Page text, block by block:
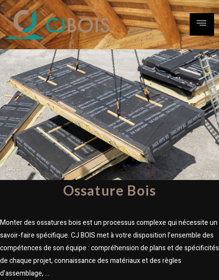
Ossature Bois
Monter des ossatures bois est un processus complexe qui nécessite un
savoir-faire spécifique. CJ BOIS met à votre disposition l’ensemble des
compétences de son équipe : compréhension de plans et de spécificités
de chaque projet, connaissance des matériaux et des règles
d’assemblage, …